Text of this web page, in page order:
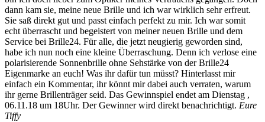
dann kam sie, meine neue Brille und ich war wirklich sehr erfreut.
Sie saß direkt gut und passt einfach perfekt zu mir. Ich war somit
echt überrascht und begeistert von meiner neuen Brille und dem
Service bei Brille24. Für alle, die jetzt neugierig geworden sind,
habe ich nun noch eine kleine Überraschung. Denn ich verlose eine
polarisierende Sonnenbrille ohne Sehstärke von der Brille24
Eigenmarke an euch! Was ihr dafür tun müsst? Hinterlasst mir
einfach ein Kommentar, ihr könnt mir dabei auch verraten, warum
ihr gerne Brillenträger seid. Das Gewinnspiel endet am Dienstag ,
06.11.18 um 18Uhr. Der Gewinner wird direkt benachrichtigt. Eure
Tiffy